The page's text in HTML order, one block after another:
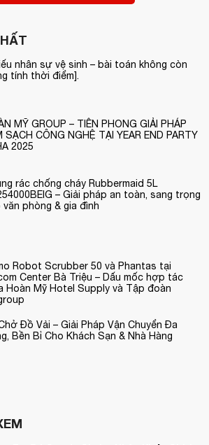
nhân sự vệ sinh – bài toán không còn
tính thời điểm].
MỸ GROUP – TIÊN PHONG GIẢI PHÁP
SẠCH CÔNG NGHỆ TẠI YEAR END PARTY
2025
rác chống cháy Rubbermaid 5L
– Giải pháp an toàn, sang trọng
văn phòng & gia đình
Robot Scrubber 50 và Phantas tại
Center Bà Triệu – Dấu mốc hợp tác
Hoàn Mỹ Hotel Supply và Tập đoàn
Đồ Vải – Giải Pháp Vận Chuyển Đa
Bền Bỉ Cho Khách Sạn & Nhà Hàng